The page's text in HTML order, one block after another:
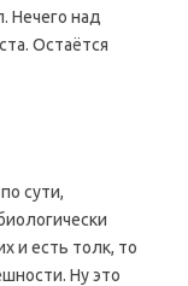
Нечего над
Остаётся
сути,
и есть толк, то
Ну это